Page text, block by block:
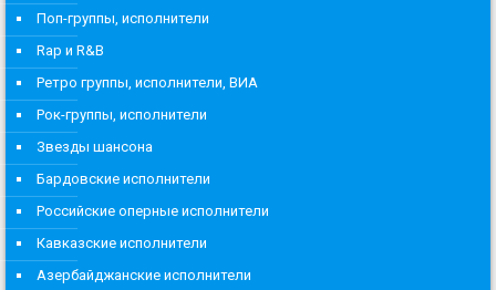
Поп-группы, исполнители
Rap и R&B
Ретро группы, исполнители, ВИА
Рок-группы, исполнители
Звезды шансона
Бардовские исполнители
Российские оперные исполнители
Кавказские исполнители
Азербайджанские исполнители